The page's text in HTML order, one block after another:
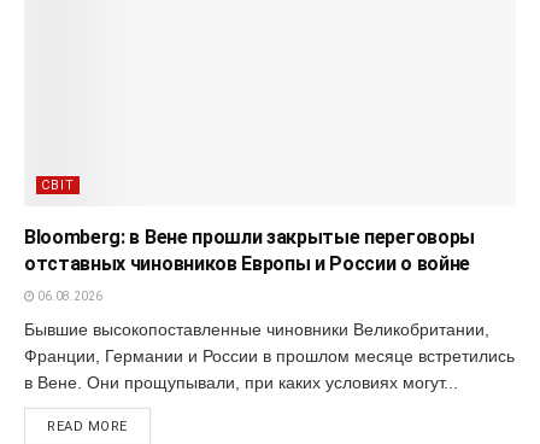
СВІТ
Bloomberg: в Вене прошли закрытые переговоры
отставных чиновников Европы и России о войне
06.08.2026
Бывшие высокопоставленные чиновники Великобритании,
Франции, Германии и России в прошлом месяце встретились
в Вене. Они прощупывали, при каких условиях могут...
READ MORE